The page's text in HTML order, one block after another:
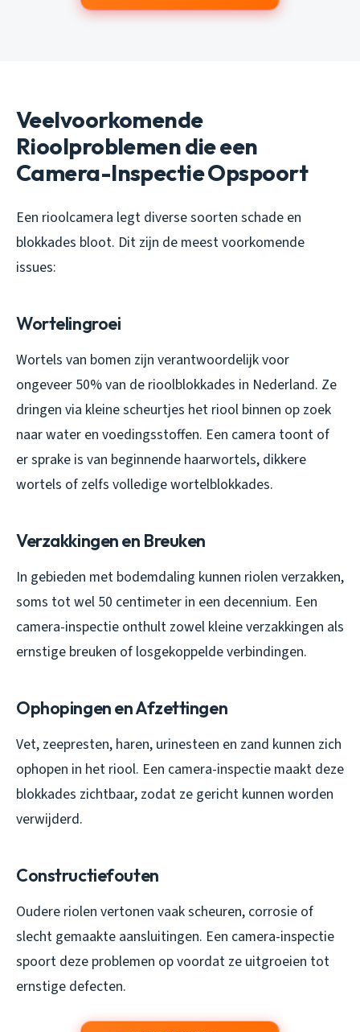
Veelvoorkomende
Rioolproblemen die een
Camera-Inspectie Opspoort
Een rioolcamera legt diverse soorten schade en
blokkades bloot. Dit zijn de meest voorkomende
issues:
Wortelingroei
Wortels van bomen zijn verantwoordelijk voor
ongeveer 50% van de rioolblokkades in Nederland. Ze
dringen via kleine scheurtjes het riool binnen op zoek
naar water en voedingsstoffen. Een camera toont of
er sprake is van beginnende haarwortels, dikkere
wortels of zelfs volledige wortelblokkades.
Verzakkingen en Breuken
In gebieden met bodemdaling kunnen riolen verzakken,
soms tot wel 50 centimeter in een decennium. Een
camera-inspectie onthult zowel kleine verzakkingen als
ernstige breuken of losgekoppelde verbindingen.
Ophopingen en Afzettingen
Vet, zeepresten, haren, urinesteen en zand kunnen zich
ophopen in het riool. Een camera-inspectie maakt deze
blokkades zichtbaar, zodat ze gericht kunnen worden
verwijderd.
Constructiefouten
Oudere riolen vertonen vaak scheuren, corrosie of
slecht gemaakte aansluitingen. Een camera-inspectie
spoort deze problemen op voordat ze uitgroeien tot
ernstige defecten.